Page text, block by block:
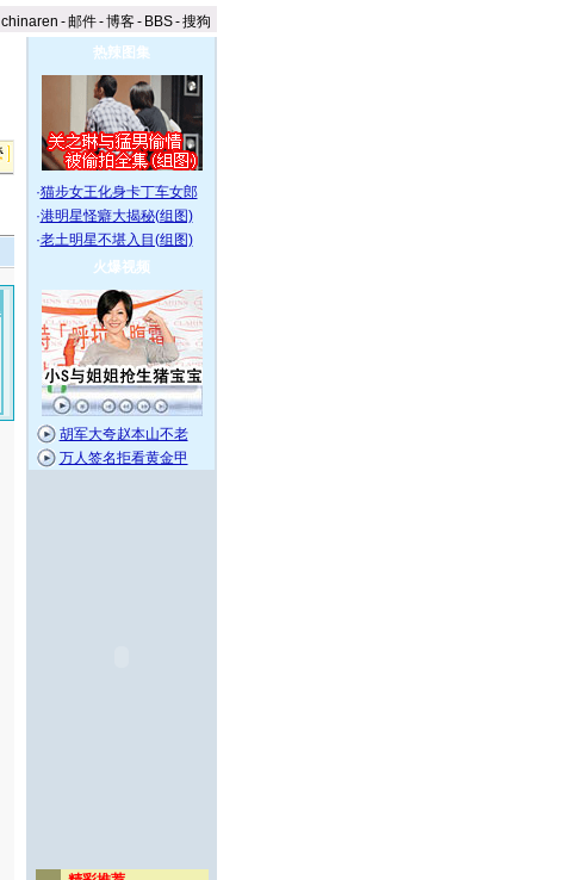
chinaren -邮件-博客- BBS-搜狗
热辣图集
·猫步女王化身卡丁车女郎
·港明星怪癖大揭秘(组图)
·老土明星不堪入目(组图)
火爆视频
胡军大夸赵本山不老
万人签名拒看黄金甲